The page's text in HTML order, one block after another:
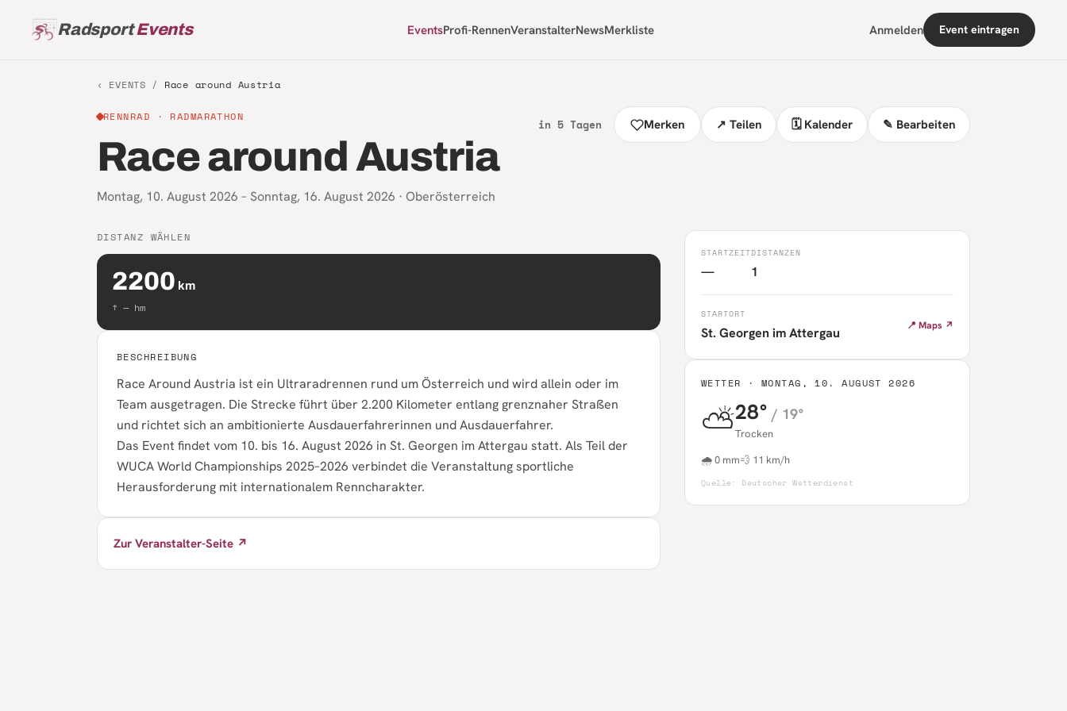
RadsportEvents EventsProfi-RennenVeranstalterNewsMerkliste Anmelden Event eintragen
‹ EVENTS / Race around Austria
RENNRAD · RADMARATHON
Race around Austria
Montag, 10. August 2026 – Sonntag, 16. August 2026 · Oberösterreich
in 5 Tagen Merken ↗ Teilen 🗓 Kalender ✎ Bearbeiten
DISTANZ WÄHLEN
2200 km
↑ —hm
BESCHREIBUNG
Race Around Austria ist ein Ultraradrennen rund um Österreich und wird allein oder im
Team ausgetragen. Die Strecke führt über 2.200 Kilometer entlang grenznaher Straßen
und richtet sich an ambitionierte Ausdauerfahrerinnen und Ausdauerfahrer.
Das Event findet vom 10. bis 16. August 2026 in St. Georgen im Attergau statt. Als Teil der
WUCA World Championships 2025–2026 verbindet die Veranstaltung sportliche
Herausforderung mit internationalem Renncharakter.
Zur Veranstalter-Seite ↗
STARTZEIT
—
DISTANZEN
1
STARTORT
St. Georgen im Attergau 📍 Maps ↗
WETTER · MONTAG, 10. AUGUST 2026
⛅28° / 19°
Trocken
🌧0 mm💨 11 km/h
Quelle: Deutscher Wetterdienst